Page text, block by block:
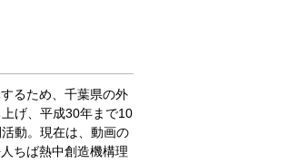
るため、千葉県の外
げ、平成30年まで10
動。現在は、動画の
ちば熱中創造機構理